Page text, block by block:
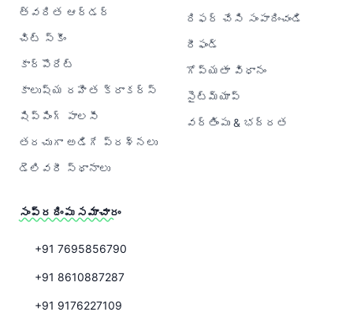
త్వరిత ఆర్డర్
చిట్ స్కీం
కార్పొరేట్
కాలుష్య రహిత క్రాకర్‌స్
షిప్పింగ్ పాలసీ
తరచుగా అడిగే ప్రశ్నలు
డెలివరీ స్థానాలు
రిఫర్ చేసి సంపాదించండి
రీఫండ్
గోప్యతా విధానం
సైట్‌మ్యాప్
వర్తింపు & భద్రత
సంప్రదింపు సమాచారం
+91 7695856790
+91 8610887287
+91 9176227109